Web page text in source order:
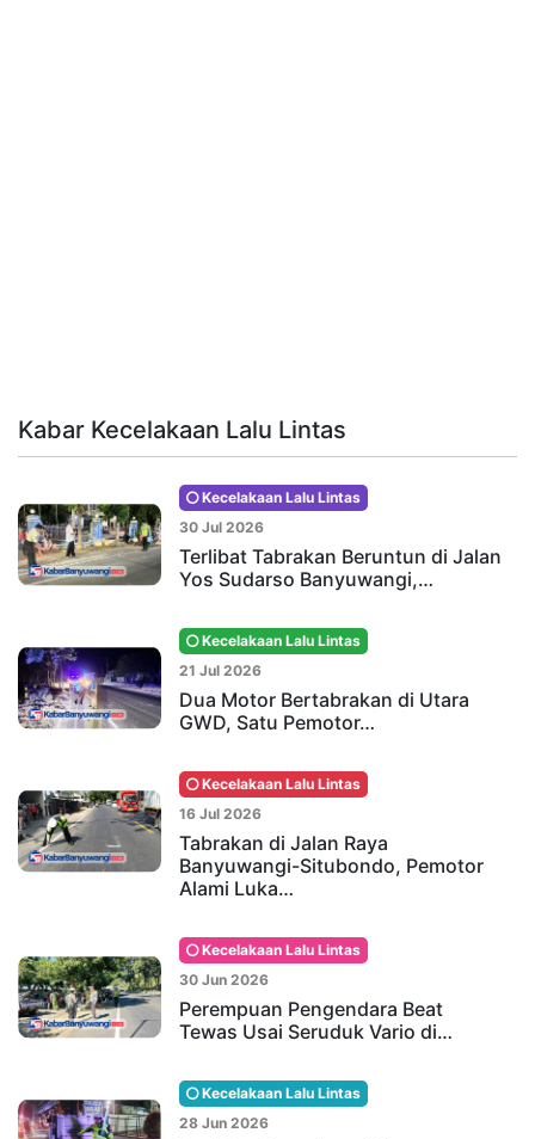
Kabar Kecelakaan Lalu Lintas
Kecelakaan Lalu Lintas
30 Jul 2026
Terlibat Tabrakan Beruntun di Jalan
Yos Sudarso Banyuwangi,…
Kecelakaan Lalu Lintas
21 Jul 2026
Dua Motor Bertabrakan di Utara
GWD, Satu Pemotor…
Kecelakaan Lalu Lintas
16 Jul 2026
Tabrakan di Jalan Raya
Banyuwangi-Situbondo, Pemotor
Alami Luka…
Kecelakaan Lalu Lintas
30 Jun 2026
Perempuan Pengendara Beat
Tewas Usai Seruduk Vario di…
Kecelakaan Lalu Lintas
28 Jun 2026